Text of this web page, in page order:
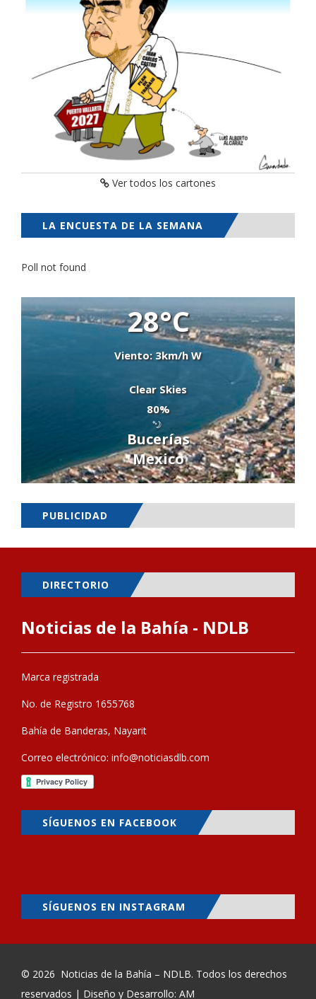
Ver todos los cartones
LA ENCUESTA DE LA SEMANA
Poll not found
28°C
Viento: 3km/h W
Clear Skies
80%
Bucerías
Mexico
PUBLICIDAD
DIRECTORIO
Noticias de la Bahía - NDLB
Marca registrada
No. de Registro 1655768
Bahía de Banderas, Nayarit
Correo electrónico: info@noticiasdlb.com
SÍGUENOS EN FACEBOOK
SÍGUENOS EN INSTAGRAM
© 2026 Noticias de la Bahía – NDLB. Todos los derechos
reservados | Diseño y Desarrollo: AM